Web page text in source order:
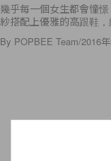
幾乎每一個女生都會憧
紗搭配上優雅的高跟鞋
By POPBEE Team/2016